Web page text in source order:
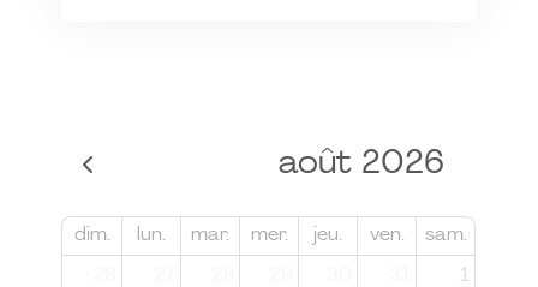
août 2026
dim. lun. mar. mer. jeu. ven. sam.
1